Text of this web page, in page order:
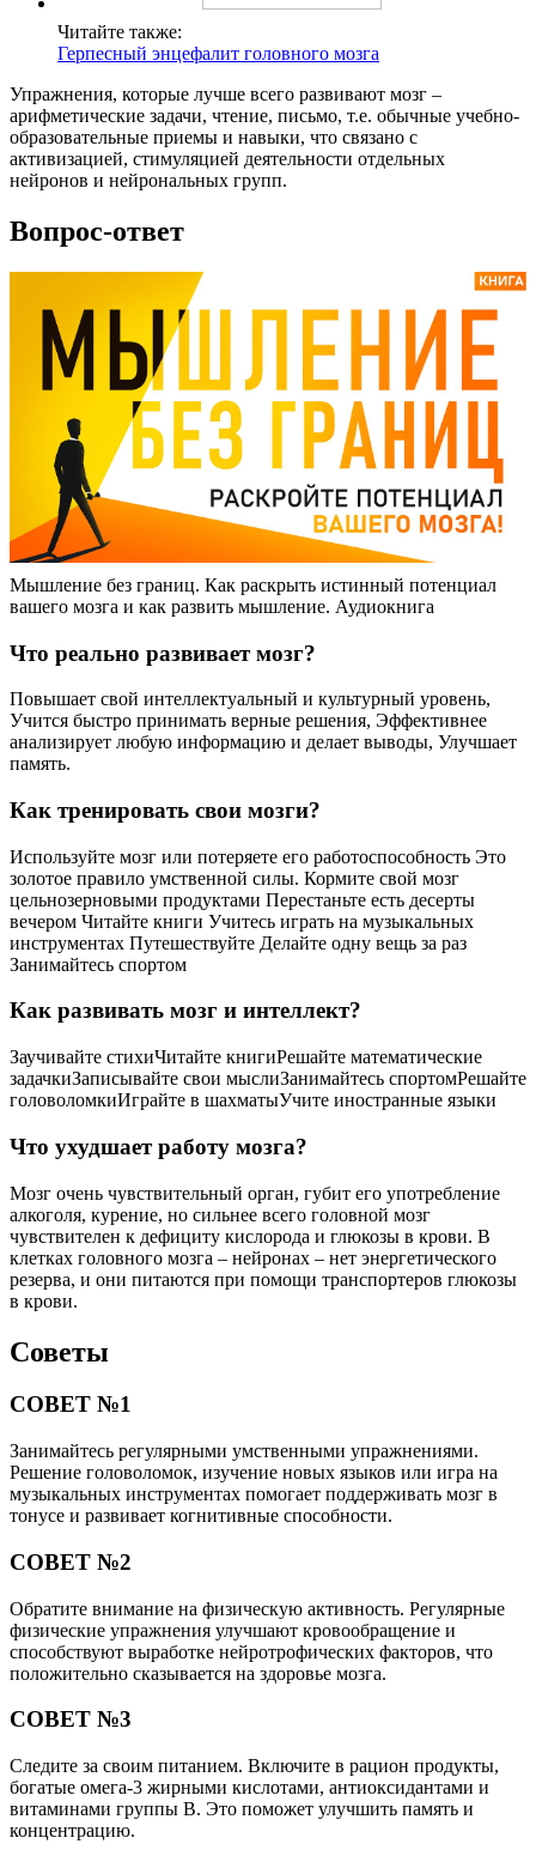
Читайте также:
Герпесный энцефалит головного мозга
Упражнения, которые лучше всего развивают мозг –
арифметические задачи, чтение, письмо, т.е. обычные учебно-
образовательные приемы и навыки, что связано с
активизацией, стимуляцией деятельности отдельных
нейронов и нейрональных групп.
Вопрос-ответ
Мышление без границ. Как раскрыть истинный потенциал
вашего мозга и как развить мышление. Аудиокнига
Что реально развивает мозг?
Повышает свой интеллектуальный и культурный уровень,
Учится быстро принимать верные решения, Эффективнее
анализирует любую информацию и делает выводы, Улучшает
память.
Как тренировать свои мозги?
Используйте мозг или потеряете его работоспособность Это
золотое правило умственной силы. Кормите свой мозг
цельнозерновыми продуктами Перестаньте есть десерты
вечером Читайте книги Учитесь играть на музыкальных
инструментах Путешествуйте Делайте одну вещь за раз
Занимайтесь спортом
Как развивать мозг и интеллект?
Заучивайте стихиЧитайте книгиРешайте математические
задачкиЗаписывайте свои мыслиЗанимайтесь спортомРешайте
головоломкиИграйте в шахматыУчите иностранные языки
Что ухудшает работу мозга?
Мозг очень чувствительный орган, губит его употребление
алкоголя, курение, но сильнее всего головной мозг
чувствителен к дефициту кислорода и глюкозы в крови. В
клетках головного мозга – нейронах – нет энергетического
резерва, и они питаются при помощи транспортеров глюкозы
в крови.
Советы
СОВЕТ №1
Занимайтесь регулярными умственными упражнениями.
Решение головоломок, изучение новых языков или игра на
музыкальных инструментах помогает поддерживать мозг в
тонусе и развивает когнитивные способности.
СОВЕТ №2
Обратите внимание на физическую активность. Регулярные
физические упражнения улучшают кровообращение и
способствуют выработке нейротрофических факторов, что
положительно сказывается на здоровье мозга.
СОВЕТ №3
Следите за своим питанием. Включите в рацион продукты,
богатые омега-3 жирными кислотами, антиоксидантами и
витаминами группы B. Это поможет улучшить память и
концентрацию.